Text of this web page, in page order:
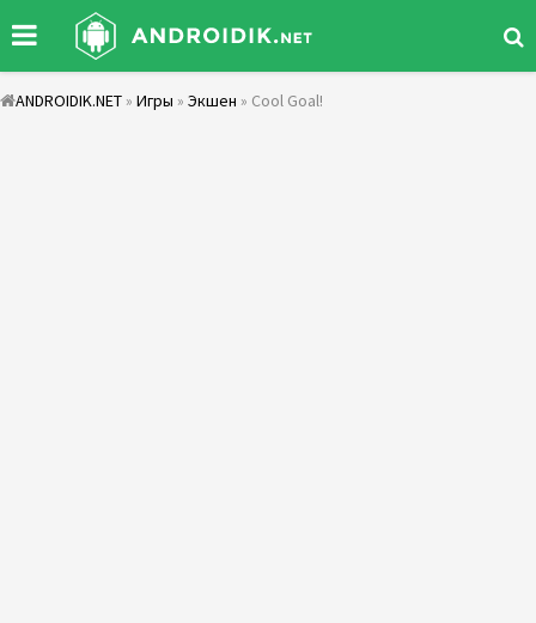
ANDROIDIK.NET » Игры » Экшен » Cool Goal!